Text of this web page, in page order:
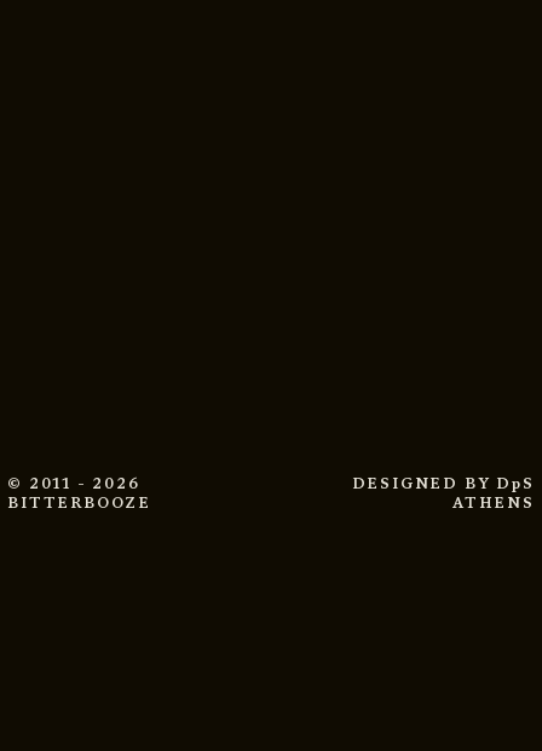
© 2011 - 2026
BITTERBOOZE
DESIGNED BY DpS
ATHENS